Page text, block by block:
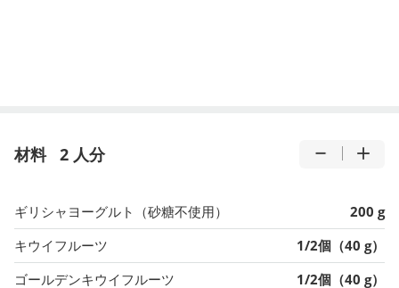
材料 2 人分
ギリシャヨーグルト（砂糖不使用）
200 g
キウイフルーツ
1/2個（40 g）
ゴールデンキウイフルーツ
1/2個（40 g）